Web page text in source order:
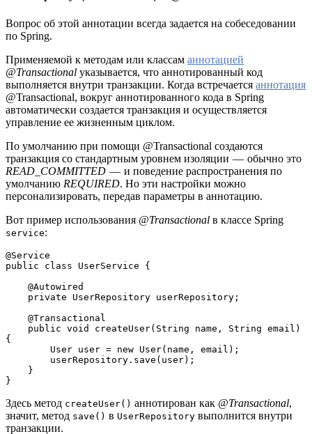
Вопрос об этой аннотации всегда задается на собеседовании
по Spring.
Применяемой к методам или классам аннотацией
@Transactional указывается, что аннотированный код
выполняется внутри транзакции. Когда встречается аннотация
@Transactional, вокруг аннотированного кода в Spring
автоматически создается транзакция и осуществляется
управление ее жизненным циклом.
По умолчанию при помощи @Transactional создаются
транзакция со стандартным уровнем изоляции — обычно это
READ_COMMITTED — и поведение распространения по
умолчанию REQUIRED. Но эти настройки можно
персонализировать, передав параметры в аннотацию.
Вот пример использования @Transactional в классе Spring
service:
@Service
public class UserService {
    @Autowired
    private UserRepository userRepository;
    @Transactional
{
        User user = new User(name, email);
        userRepository.save(user);
    }
}
Здесь метод createUser() аннотирован как @Transactional,
значит, метод save() в UserRepository выполнится внутри
транзакции.